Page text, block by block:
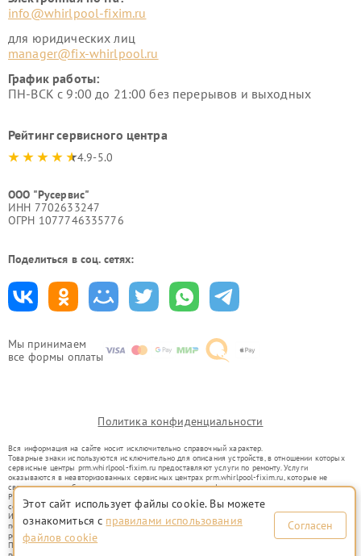
Мы принимаем
все формы оплаты
info@whirlpool-fixim.ru
для юридических лиц
manager@fix-whirlpool.ru
График работы:
ПН-ВСК с 9:00 до 21:00 без перерывов и выходных
Рейтинг сервисного центра
4.9-5.0
ООО "Русервис"
ИНН 7702633247
ОГРН 1077746335776
Поделиться в соц. сетях:
Политика конфиденциальности
Вся информация на сайте носит исключительно справочный характер.
Товарные знаки используются исключительно для описания устройств, в отношении которых
сервисные центры prm.whirlpool-fixim.ru предоставляют услуги по ремонту. Услуги
оказываются в неавторизованных сервисных центрах prm.whirlpool-fixim.ru, которые не
связаны с правообладателями товарных знаков или их официальными представителями.
Ремонт осуществляется для устройств, уже введенных в гражданский оборот в соответствии
со статьей 1487 ГК РФ.
Использование товарных знаков не преследует цели индивидуализации услуг или введения
потребителей в заблуждение, а служит для информирования о предоставляемых услугах по
ремонту техники указанных брендов.
Представленная на сайте информация не является публичной офертой, определяемой
Этот сайт использует файлы cookie. Вы можете
ознакомиться с правилами использования
файлов cookie
Согласен